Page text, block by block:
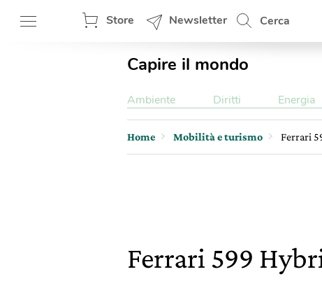
Store Newsletter Cerca
Capire il mondo
Ambiente Diritti Energia
Home Mobilità e turismo Ferrari
Ferrari 599